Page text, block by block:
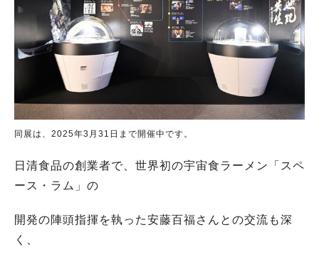
同展は、2025年3月31日まで開催中です。
日清食品の創業者で、世界初の宇宙食ラーメン「スペ
ース・ラム」の
開発の陣頭指揮を執った安藤百福さんとの交流も深
く、